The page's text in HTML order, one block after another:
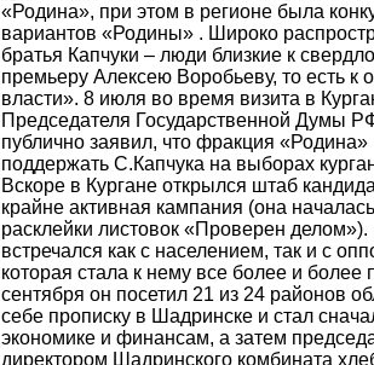
«Родина», при этом в регионе была
вариантов «Родины» . Широко
братья Капчуки – люди близкие к
премьеру Алексею Воробьеву, то есть к
власти». 8 июля во время визита в
Председателя Государственной Думы
публично заявил, что фракция
поддержать С.Капчука на выборах
Вскоре в Кургане открылся штаб
крайне активная кампания (она
расклейки листовок «Проверен делом»).
встречался как с населением, так и с
которая стала к нему все более и более
сентября он посетил 21 из 24 районов
себе прописку в Шадринске и стал
экономике и финансам, а затем
директором Шадринского комбината